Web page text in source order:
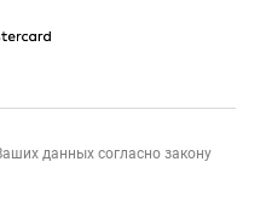
данных согласно закону